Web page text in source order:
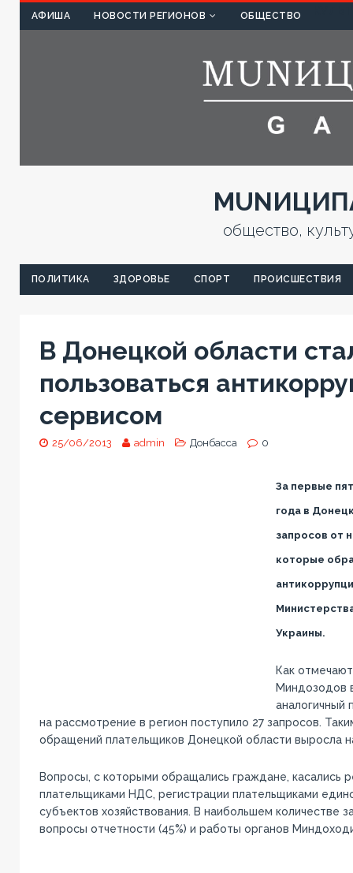
АФИША НОВОСТИ РЕГИОНОВ ОБЩЕСТВО
общество,
ПОЛИТИКА ЗДОРОВЬЕ СПОРТ ПРОИСШЕСТВИЯ
В Донецкой области
пользоваться
сервисом
25/06/2013 admin Донбасса 0
За первые
года в
запросов от
которые
Украины.
Как
Миндозодов
аналогичный
на рассмотрение в регион поступило 27 запросов.
обращений плательщиков Донецкой области выросла
Вопросы, с которыми обращались граждане, касались
плательщиками НДС, регистрации плательщиками
субъектов хозяйствования. В наибольшем количестве
вопросы отчетности (45%) и работы органов